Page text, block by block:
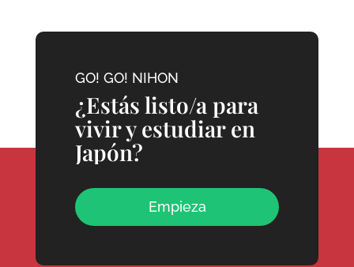
GO! GO! NIHON
¿Estás listo/a para
vivir y estudiar en
Japón?
Empieza